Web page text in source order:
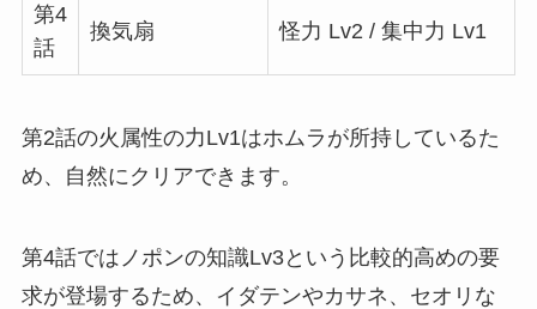
第4
話
換気扇 怪力 Lv2 / 集中力 Lv1
第2話の火属性の力Lv1はホムラが所持しているた
め、自然にクリアできます。
第4話ではノポンの知識Lv3という比較的高めの要
求が登場するため、イダテンやカサネ、セオリな